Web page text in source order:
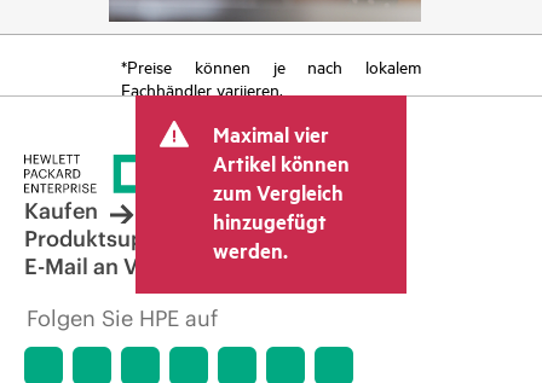
*Preise können je nach lokalem
Fachhändler variieren.
Maximal vier
Artikel können
zum Vergleich
hinzugefügt
werden.
Kaufen
Produktsupport
E-Mail an Vertrieb
Folgen Sie HPE auf